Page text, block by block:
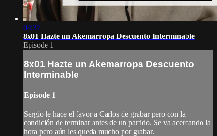
04:37
8x01 Hazte un Akemarropa Descuento Interminable
Episode 1
8x01 Hazte un Akemarropa Descuento
Interminable
Episode 1
Sergio le hace el favor a Carlos de grabar pero con la
condición de terminar antes de un partido. Se va acercando la
hora pero aún les queda mucho por grabar.